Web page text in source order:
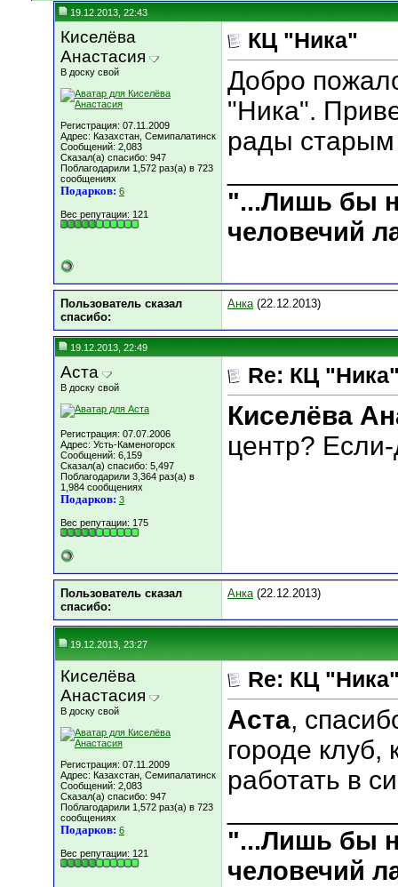
19.12.2013, 22:43
Киселёва
Анастасия
В доску свой
Регистрация: 07.11.2009
Адрес: Казахстан, Семипалатинск
Сообщений: 2,083
Сказал(а) спасибо: 947
Поблагодарили 1,572 раз(а) в 723
сообщениях
Подарков: 6
Вес репутации: 121
КЦ "Ника"
Добро
"Ника".
рады
"...Лишь бы
человечий
Пользователь сказал
cпасибо:
Анка(22.12.2013)
19.12.2013, 22:49
Аста
В доску свой
Регистрация: 07.07.2006
Адрес: Усть-Каменогорск
Сообщений: 6,159
Сказал(а) спасибо: 5,497
Поблагодарили 3,364 раз(а) в
1,984 сообщениях
Подарков: 3
Вес репутации: 175
Re: КЦ
Киселёва
центр?
Пользователь сказал
cпасибо:
Анка(22.12.2013)
19.12.2013, 23:27
Киселёва
Анастасия
В доску свой
Регистрация: 07.11.2009
Адрес: Казахстан, Семипалатинск
Сообщений: 2,083
Сказал(а) спасибо: 947
Поблагодарили 1,572 раз(а) в 723
сообщениях
Подарков: 6
Вес репутации: 121
Re: КЦ
Аста,
городе клуб,
работать в
"...Лишь бы
человечий